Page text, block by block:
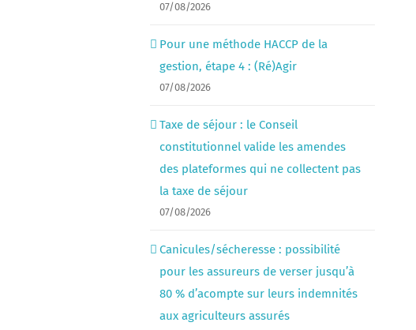
07/08/2026
Pour une méthode HACCP de la
gestion, étape 4 : (Ré)Agir
07/08/2026
Taxe de séjour : le Conseil
constitutionnel valide les amendes
des plateformes qui ne collectent pas
la taxe de séjour
07/08/2026
Canicules/sécheresse : possibilité
pour les assureurs de verser jusqu’à
80 % d’acompte sur leurs indemnités
aux agriculteurs assurés